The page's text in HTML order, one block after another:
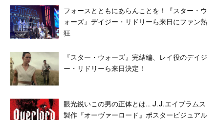
／永宝千晶／津田健次郎／杉村憲司／小松史
法／甲斐田裕子／金子由之／岩崎ひろし／青
森伸 ほか
フォースとともにあらんことを！『スター・ウ
ォーズ』デイジー・リドリーら来日にファン熱
狂
『スター・ウォーズ』完結編、レイ役のデイジ
ー・リドリーら来日決定！
眼光鋭いこの男の正体とは… J.J.エイブラムス
製作『オーヴァーロード』ポスタービジュアル